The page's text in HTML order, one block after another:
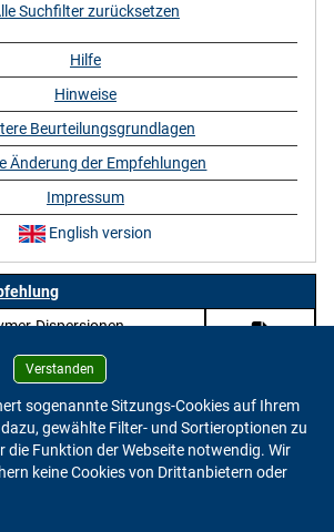
Dispersionen
Suchfilter zurücksetzen
Hilfe
Hinweise
Beurteilungsgrundlagen
Änderung der Empfehlungen
Impressum
English version
Verstanden
sogenannte Sitzungs-Cookies auf Ihrem
gewählte Filter- und Sortieroptionen zu
die Funktion der Webseite notwendig. Wir
keine Cookies von Drittanbietern oder